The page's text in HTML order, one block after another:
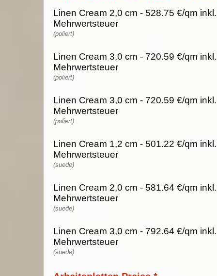
Linen Cream 2,0 cm - 528.75 €/qm
Mehrwertsteuer
(poliert)
Linen Cream 3,0 cm - 720.59 €/qm
Mehrwertsteuer
(poliert)
Linen Cream 3,0 cm - 720.59 €/qm
Mehrwertsteuer
(poliert)
Linen Cream 1,2 cm - 501.22 €/qm
Mehrwertsteuer
(suede)
Linen Cream 2,0 cm - 581.64 €/qm
Mehrwertsteuer
(suede)
Linen Cream 3,0 cm - 792.64 €/qm
Mehrwertsteuer
(suede)